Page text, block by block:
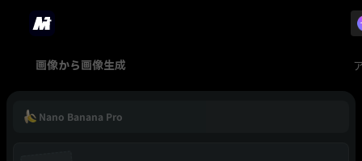
画像から画像生成
Nano Banana Pro